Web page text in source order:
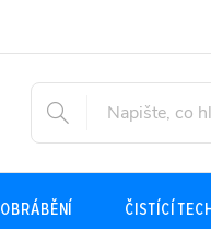
ČISTÍCÍ